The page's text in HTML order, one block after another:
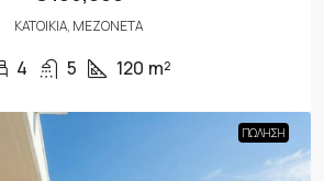
ΚΑΤΟΙΚΊΑ, ΜΕΖΟΝΈΤΑ
4 5 120 m²
ΠΏΛΗΣΗ